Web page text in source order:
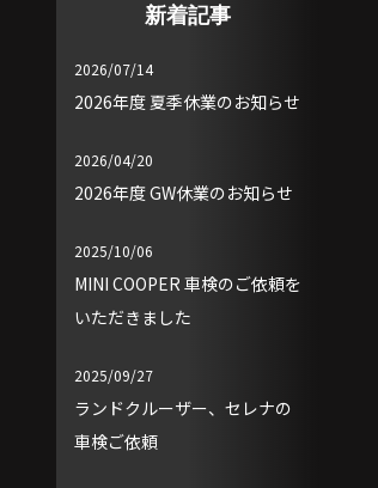
新着記事
2026/07/14
2026年度 夏季休業のお知らせ
2026/04/20
2026年度 GW休業のお知らせ
2025/10/06
MINI COOPER 車検のご依頼を
いただきました
2025/09/27
ランドクルーザー、セレナの
車検ご依頼